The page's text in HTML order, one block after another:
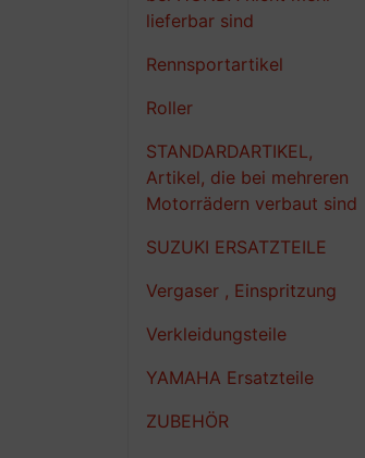
lieferbar sind
Rennsportartikel
Roller
STANDARDARTIKEL,
Artikel, die bei mehreren
Motorrädern verbaut sind
SUZUKI ERSATZTEILE
Vergaser , Einspritzung
Verkleidungsteile
YAMAHA Ersatzteile
ZUBEHÖR